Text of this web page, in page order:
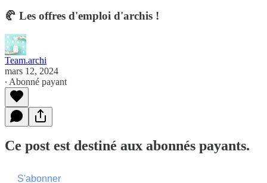
🥐 Les offres d'emploi d'archis !
Team.archi
mars 12, 2024
∙ Abonné payant
Ce post est destiné aux abonnés payants.
S'abonner